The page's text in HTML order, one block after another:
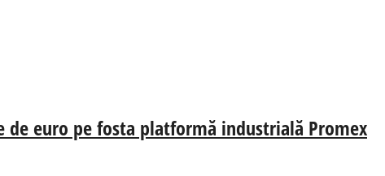
de euro pe fosta platformă industrială Promex